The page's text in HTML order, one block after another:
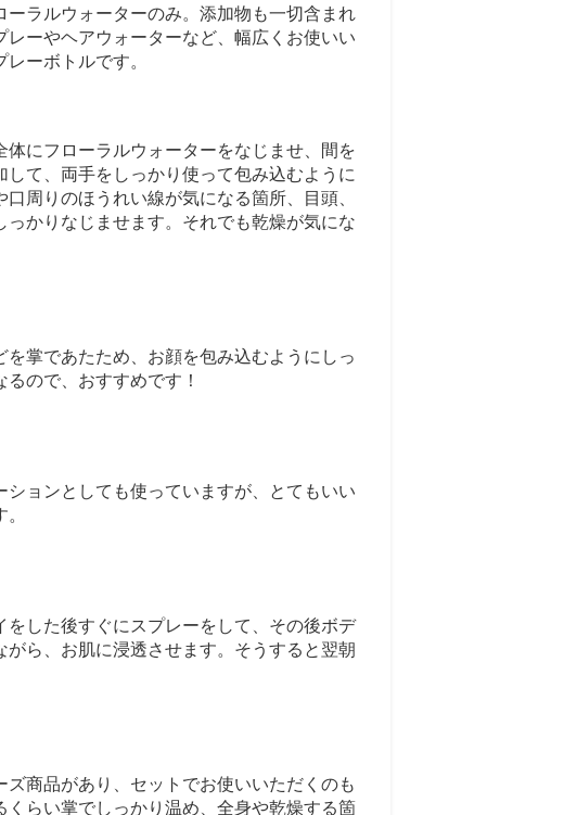
ラルウォーターのみ。添加物も一切含まれ
ーやヘアウォーターなど、幅広くお使いい
ーボトルです。
にフローラルウォーターをなじませ、間を
て、両手をしっかり使って包み込むように
周りのほうれい線が気になる箇所、目頭、
かりなじませます。それでも乾燥が気にな
掌であたため、お顔を包み込むようにしっ
ので、おすすめです！
ョンとしても使っていますが、とてもいい
した後すぐにスプレーをして、その後ボデ
ら、お肌に浸透させます。そうすると翌朝
商品があり、セットでお使いいただくのも
らい掌でしっかり温め、全身や乾燥する箇